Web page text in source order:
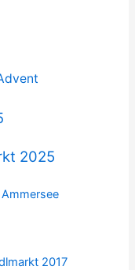
2025
Ammersee
2017